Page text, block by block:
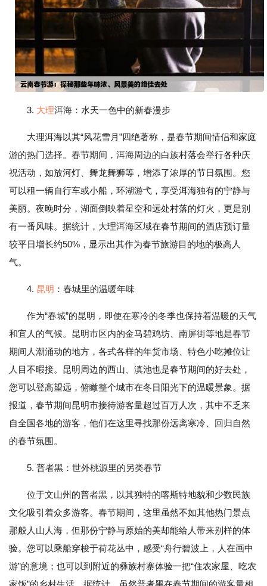
3. 大理洱海：水天一色中的新春漫步
大理洱海以其“风花雪月”四绝著称，是春节期间情侣和家庭
游的热门选择。春节期间，洱海周边的白族村落会举行各种庆
祝活动，如放河灯、舞龙舞狮等，增添了浓厚的节日氛围。您
可以租一辆自行车或小船，环湖游弋，享受洱海独有的宁静与
美丽。夜晚时分，湖面倒映着星空和远处村落的灯火，更是别
有一番风味。据统计，大理洱海区域在春节期间的酒店预订量
较平日增长约50%，显示出其作为春节旅游目的地的极高人
气。
4. 昆明 ：春城里的温暖年味
作为“春城”的昆明，即使在寒冷的冬季也保持着温暖的天气
和宜人的气候。昆明市区内的金马碧鸡坊、南屏街等地是春节
期间人潮涌动的地方，各式各样的年货市场、特色小吃摊位让
人目不暇接。昆明周边的西山、滇池也是春节期间的好去处，
您可以登高望远，俯瞰整个城市在冬日阳光下的温暖景象。据
报道，春节期间昆明市接待游客量超过百万人次，其中不乏来
自全国各地的游客，他们在这里寻找那份远离寒冷、回归自然
的春节氛围。
5. 普者黑：世外桃源里的另类春节
位于文山州的普者黑，以其独特的喀斯特地貌和少数民族
文化吸引着众多游客。春节期间，这里虽然不如其他热门景点
那般人山人海，但那份宁静与原始的美却能给人带来别样的体
验。您可以乘船穿梭于荷花丛中，感受“舟行碧波上，人在画中
游”的意境；也可以到附近的彝族村寨体验一把“住农家屋、吃农
家饭”的乡村生活。据统计，虽然普者黑在春节期间的游客量相